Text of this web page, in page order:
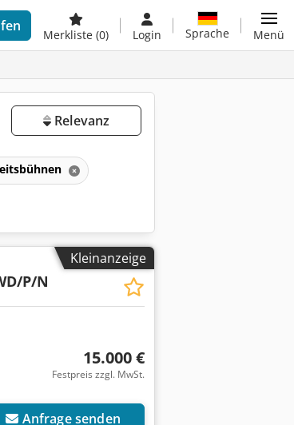
Merkliste (0) Login Sprache Menü
Relevanz
Kleinanzeige
P/N
15.000 €
Festpreis zzgl. MwSt.
Anfrage senden